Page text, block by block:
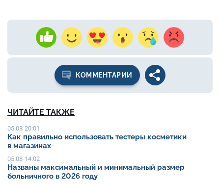
КОММЕНТАРИИ
ЧИТАЙТЕ ТАКЖЕ
05.08 20:01
Как правильно использовать тестеры косметики
в магазинах
05.08 14:02
Названы максимальный и минимальный размер
больничного в 2026 году